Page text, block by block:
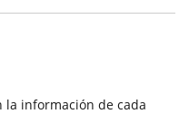
la información de cada